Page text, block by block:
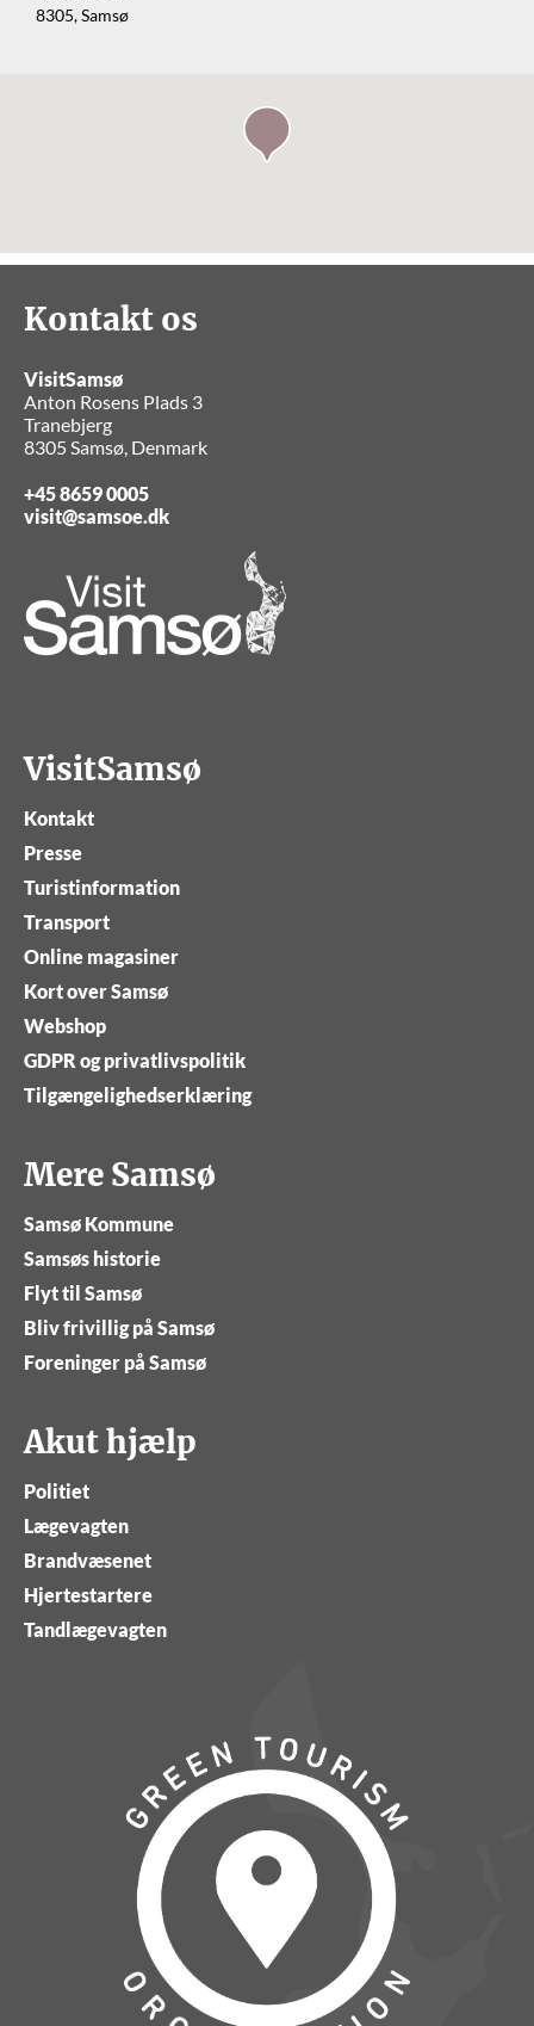
8305, Samsø
Kontakt os
VisitSamsø
Anton Rosens Plads 3
Tranebjerg
8305 Samsø, Denmark
+45 8659 0005
visit@samsoe.dk
VisitSamsø
Kontakt
Presse
Turistinformation
Transport
Online magasiner
Kort over Samsø
Webshop
GDPR og privatlivspolitik
Tilgængelighedserklæring
Mere Samsø
Samsø Kommune
Samsøs historie
Flyt til Samsø
Bliv frivillig på Samsø
Foreninger på Samsø
Akut hjælp
Politiet
Lægevagten
Brandvæsenet
Hjertestartere
Tandlægevagten